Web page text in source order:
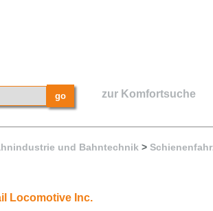
zur Komfortsuche
und Bahntechnik >
Locomotive Inc.